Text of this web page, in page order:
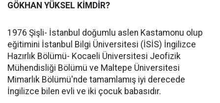
GÖKHAN YÜKSEL KİMDİR?
1976 Şişli- İstanbul doğumlu aslen Kastamonu olup
eğitimini İstanbul Bilgi Üniversitesi (İSİS) İngilizce
Hazırlık Bölümü- Kocaeli Üniversitesi Jeofizik
Mühendisliği Bölümü ve Maltepe Üniversitesi
Mimarlık Bölümü'nde tamamlamış iyi derecede
İngilizce bilen evli ve iki çocuk babasıdır.